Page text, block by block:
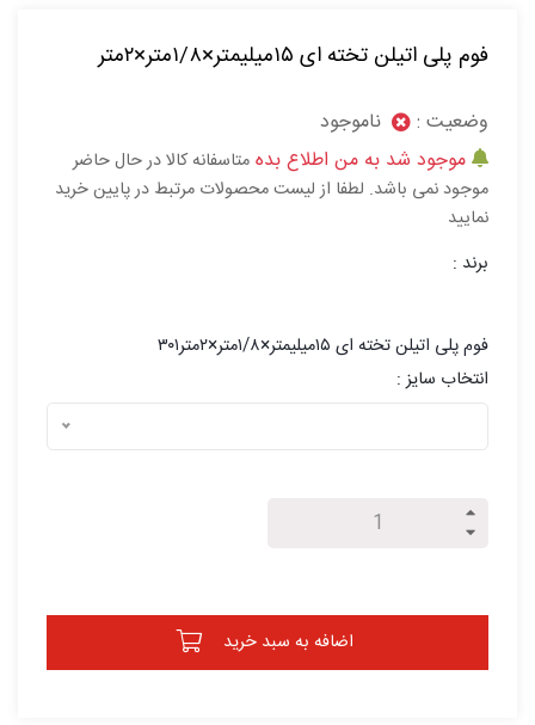
فوم پلی اتیلن تخته ای ۱۵میلیمتر×۱/۸متر×۲متر
وضعیت :
ناموجود
موجود شد به من اطلاع بده متاسفانه کالا در حال حاضر
موجود نمی باشد. لطفا از لیست محصولات مرتبط در پایین خرید
نمایید
برند :
فوم پلی اتیلن تخته ای ۱۵میلیمتر×۱/۸متر×۲متر۳۰۱
انتخاب سایز :
اضافه به سبد خرید